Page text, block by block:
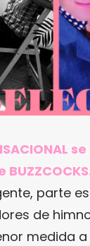
parte
de
medida